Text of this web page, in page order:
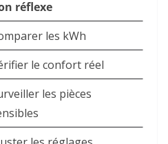
réflexe
les kWh
le confort réel
les pièces